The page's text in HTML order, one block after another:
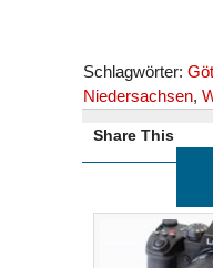
Schlagwörter:
Niedersachsen,
Share This